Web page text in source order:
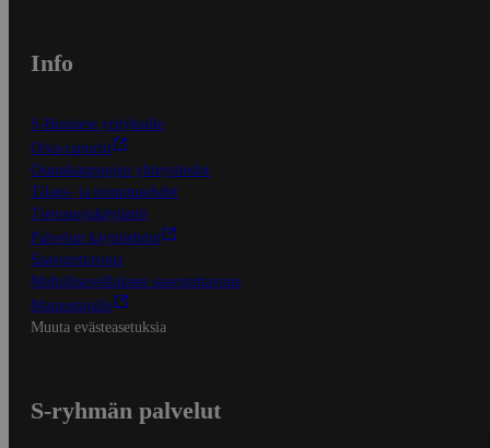
Info
S-Business yrityksille
Oiva-raportit
Osuuskauppojen yhteystiedot
Tilaus- ja toimitusehdot
Tietosuojakäytäntö
Palvelun käyttöehdot
Saavutettavuus
Mobiilisovelluksen saavutettavuus
Mainostajalle
Muuta evästeasetuksia
S-ryhmän palvelut